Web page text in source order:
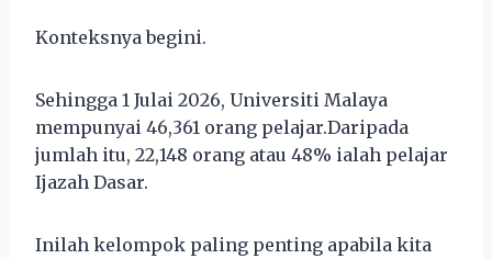
Konteksnya begini.
Sehingga 1 Julai 2026, Universiti Malaya
mempunyai 46,361 orang pelajar.Daripada
jumlah itu, 22,148 orang atau 48% ialah pelajar
Ijazah Dasar.
Inilah kelompok paling penting apabila kita